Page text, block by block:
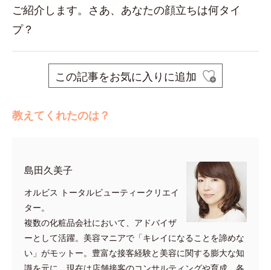
ご紹介します。さあ、あなたの顔立ちは何タイ
プ？
この記事をお気に入りに追加
教えてくれたのは？
島田久美子
オルビス トータルビューティークリエイ
ター。
複数の化粧品会社において、アドバイザ
ーとして活躍。美容マニアで「キレイになることを諦めな
い」がモットー。豊富な接客経験と美容に関する膨大な知